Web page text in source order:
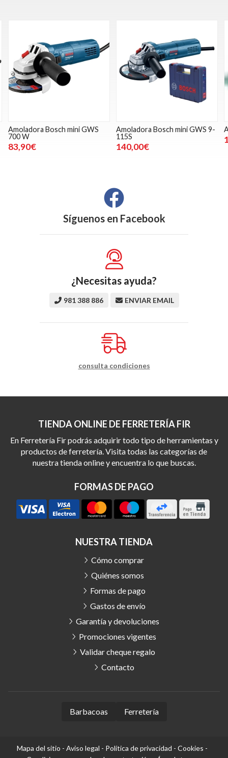
Amoladora Bosch mini GWS 9-
115S
140,00€
Amoladora Hikoki
Síguenos en Facebook
¿Necesitas ayuda?
981 388 886 ENVIAR EMAIL
consulta condiciones
TIENDA ONLINE DE FERRETERÍA FIR
En Ferretería Fir podrás adquirir todo tipo de herramientas y
productos de ferretería. Visita todas las categorías de
nuestra tienda online y encuentra lo que buscas.
FORMAS DE PAGO
NUESTRA TIENDA
Cómo comprar
Quiénes somos
Formas de pago
Gastos de envío
Garantía y devoluciones
Promociones vigentes
Validar cheque regalo
Contacto
Barbacoas Ferretería
Mapa del sitio - Aviso legal - Política de privacidad - Cookies -